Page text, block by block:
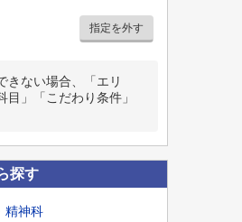
指定を外す
きない場合、「エリ
」「こだわり条件」
探す
精神科